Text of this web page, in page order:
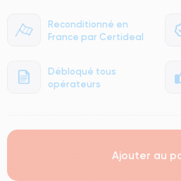
Reconditionné en
France par Certideal
Débloqué tous
opérateurs
Ajouter au